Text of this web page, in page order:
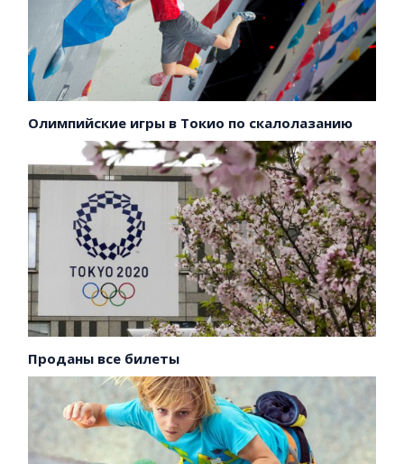
Олимпийские игры в Токио по скалолазанию
Проданы все билеты